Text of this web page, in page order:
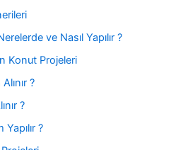
ve Nasıl Yapılır ?
Konut Projeleri
?
?
Yapılır ?